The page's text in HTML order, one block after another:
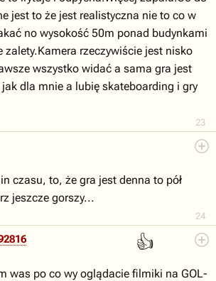
23
jest to że jest realistyczna nie to co w
no wysokość 50m ponad budynkami
zalety.Kamera rzeczywiście jest nisko
wszystko widać a sama gra jest
dla mnie a lubię skateboarding i gry
24
czasu, to, że gra jest denna to pół
jeszcze gorszy...
👍
was po co wy oglądacie filmiki na GOL-